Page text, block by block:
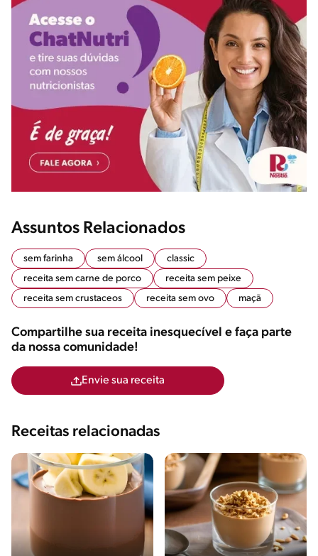
Assuntos Relacionados
sem farinha sem álcool
classic
receita sem carne de porco
receita sem peixe
receita sem crustaceos
receita sem ovo maçã
Compartilhe sua receita inesquecível e faça parte
da nossa comunidade!
Envie sua receita
Receitas relacionadas